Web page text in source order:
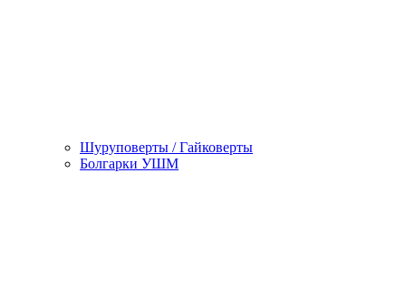
Шуруповерты / Гайковерты
Болгарки УШМ